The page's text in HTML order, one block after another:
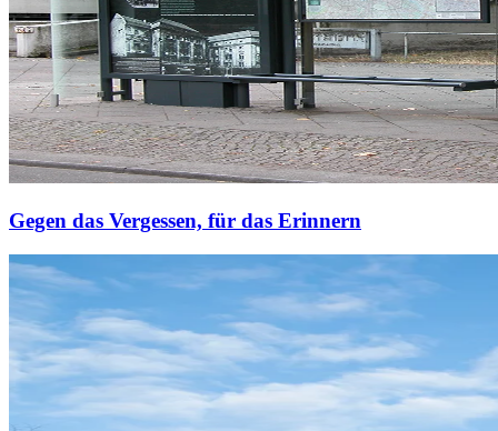
Gegen das Vergessen, für das Erinnern